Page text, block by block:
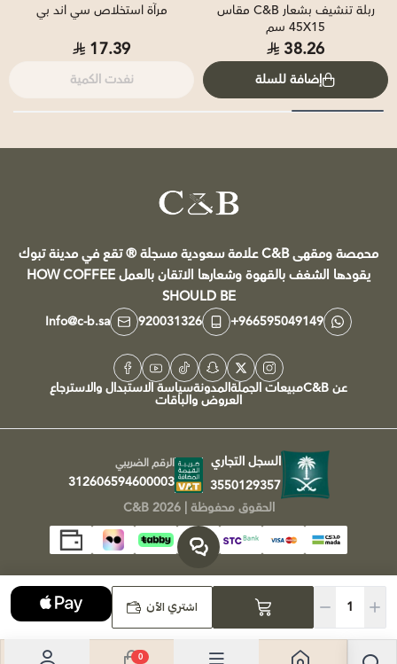
اشتري الآن
ربلة تنشيف بشعار C&B مقاس
45X15 سم
38.26
إضافة للسلة
مرآة استخلاص سي اند بي
17.39
نفدت الكمية
0
محمصة ومقهى C&B علامة سعودية مسجلة ®️ تقع في مدينة تبوك
يقودها الشغف بالقهوة وشعارها الاتقان بالعمل HOW COFFEE
SHOULD BE
+966595049149
920031326
Info@c-b.sa
عن C&B مبيعات الجملةالمدونةسياسة الاستبدال والاسترجاع
العروض والباقات
السجل التجاري
3550129357
الرقم الضريبي
312606594600003
الحقوق محفوظة | 2026
C&B